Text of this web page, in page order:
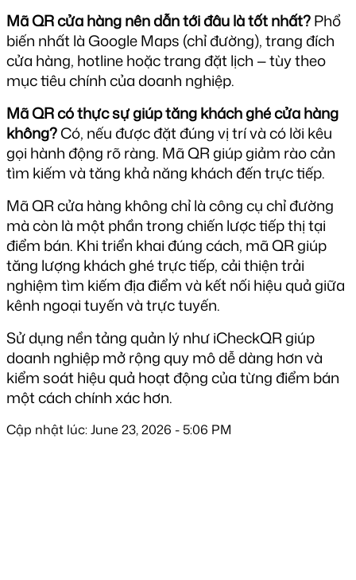
Mã QR cửa hàng nên dẫn tới đâu là tốt nhất? Phổ
biến nhất là Google Maps (chỉ đường), trang đích
cửa hàng, hotline hoặc trang đặt lịch — tùy theo
mục tiêu chính của doanh nghiệp.
Mã QR có thực sự giúp tăng khách ghé cửa hàng
không? Có, nếu được đặt đúng vị trí và có lời kêu
gọi hành động rõ ràng. Mã QR giúp giảm rào cản
tìm kiếm và tăng khả năng khách đến trực tiếp.
Mã QR cửa hàng không chỉ là công cụ chỉ đường
mà còn là một phần trong chiến lược tiếp thị tại
điểm bán. Khi triển khai đúng cách, mã QR giúp
tăng lượng khách ghé trực tiếp, cải thiện trải
nghiệm tìm kiếm địa điểm và kết nối hiệu quả giữa
kênh ngoại tuyến và trực tuyến.
Sử dụng nền tảng quản lý như iCheckQR giúp
doanh nghiệp mở rộng quy mô dễ dàng hơn và
kiểm soát hiệu quả hoạt động của từng điểm bán
một cách chính xác hơn.
Cập nhật lúc: June 23, 2026 - 5:06 PM